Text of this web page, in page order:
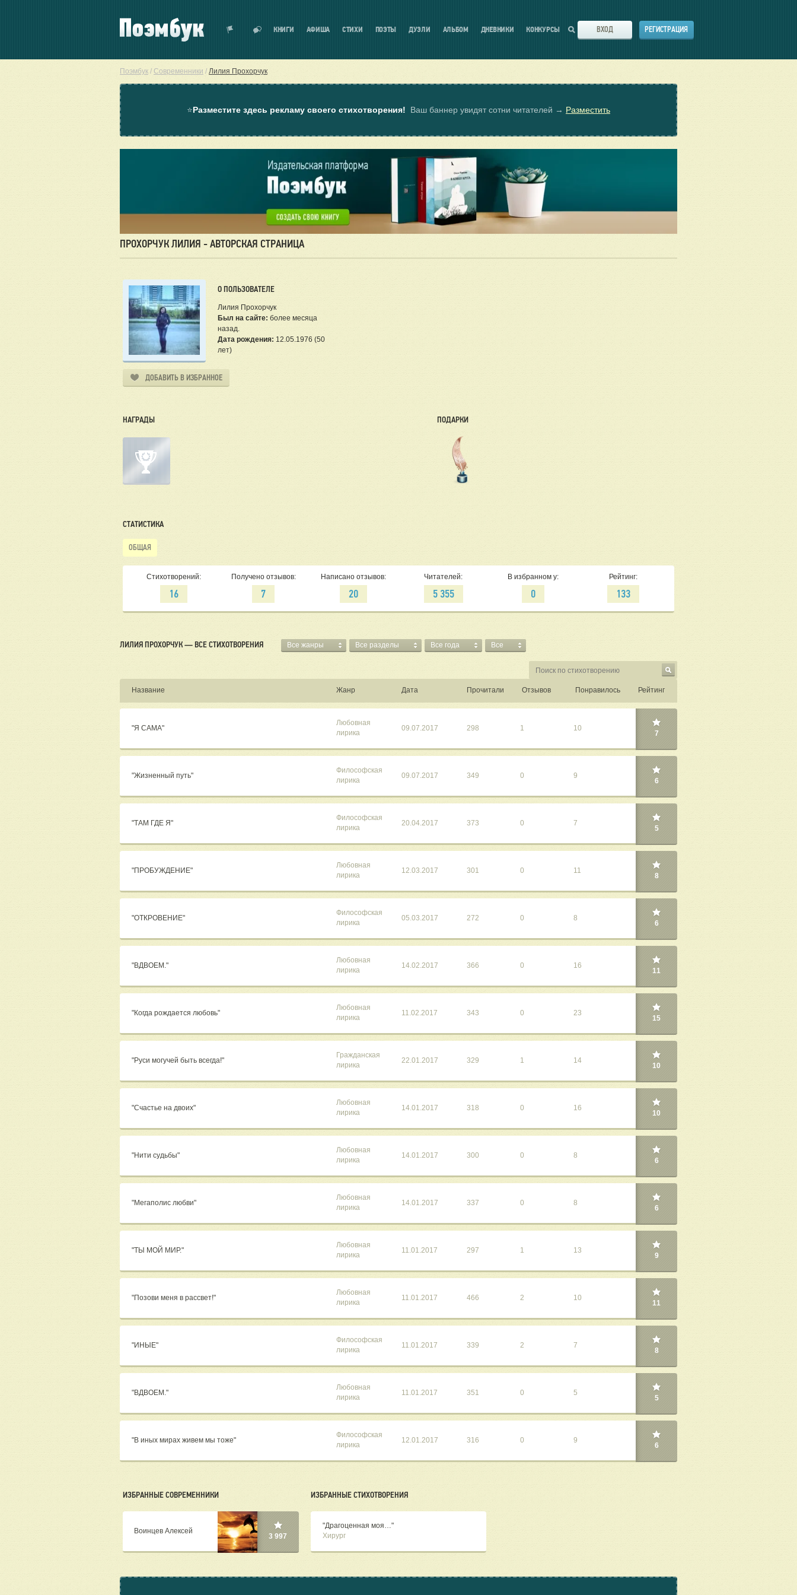
КНИГИ АФИША СТИХИ ПОЭТЫ ДУЭЛИ АЛЬБОМ ДНЕВНИКИ КОНКУРСЫ ВХОД РЕГИСТРАЦИЯ
Поэмбук / Современники / Лилия Прохорчук
⭐Разместите здесь рекламу своего стихотворения! Ваш баннер увидят сотни читателей → Разместить
ПРОХОРЧУК ЛИЛИЯ - АВТОРСКАЯ СТРАНИЦА
О ПОЛЬЗОВАТЕЛЕ
Лилия Прохорчук
Был на сайте: более месяца
назад.
Дата рождения: 12.05.1976 (50
лет)
ДОБАВИТЬ В ИЗБРАННОЕ
НАГРАДЫ ПОДАРКИ
СТАТИСТИКА
ОБЩАЯ
Стихотворений:
16
Получено отзывов:
7
Написано отзывов:
20
Читателей:
5 355
В избранном у:
0
Рейтинг:
133
ЛИЛИЯ ПРОХОРЧУК — ВСЕ СТИХОТВОРЕНИЯ Все жанры Все разделы Все года Все
Название Жанр Дата Прочитали Отзывов Понравилось Рейтинг
"Я САМА"
Любовная
лирика
09.07.2017 298 1 10
7
"Жизненный путь"
Философская
лирика
09.07.2017 349 0 9
6
"ТАМ ГДЕ Я"
Философская
лирика
20.04.2017 373 0 7
5
"ПРОБУЖДЕНИЕ"
Любовная
лирика
12.03.2017 301 0 11
8
"ОТКРОВЕНИЕ"
Философская
лирика
05.03.2017 272 0 8
6
"ВДВОЕМ."
Любовная
лирика
14.02.2017 366 0 16
11
"Когда рождается любовь"
Любовная
лирика
11.02.2017 343 0 23
15
"Руси могучей быть всегда!"
Гражданская
лирика
22.01.2017 329 1 14
10
"Счастье на двоих"
Любовная
лирика
14.01.2017 318 0 16
10
"Нити судьбы"
Любовная
лирика
14.01.2017 300 0 8
6
"Мегаполис любви"
Любовная
лирика
14.01.2017 337 0 8
6
"ТЫ МОЙ МИР."
Любовная
лирика
11.01.2017 297 1 13
9
"Позови меня в рассвет!"
Любовная
лирика
11.01.2017 466 2 10
11
"ИНЫЕ"
Философская
лирика
11.01.2017 339 2 7
8
"ВДВОЕМ."
Любовная
лирика
11.01.2017 351 0 5
5
"В иных мирах живем мы тоже"
Философская
лирика
12.01.2017 316 0 9
6
ИЗБРАННЫЕ СОВРЕМЕННИКИ
Воинцев Алексей
3 997
ИЗБРАННЫЕ СТИХОТВОРЕНИЯ
"Драгоценная моя…"
Хирург